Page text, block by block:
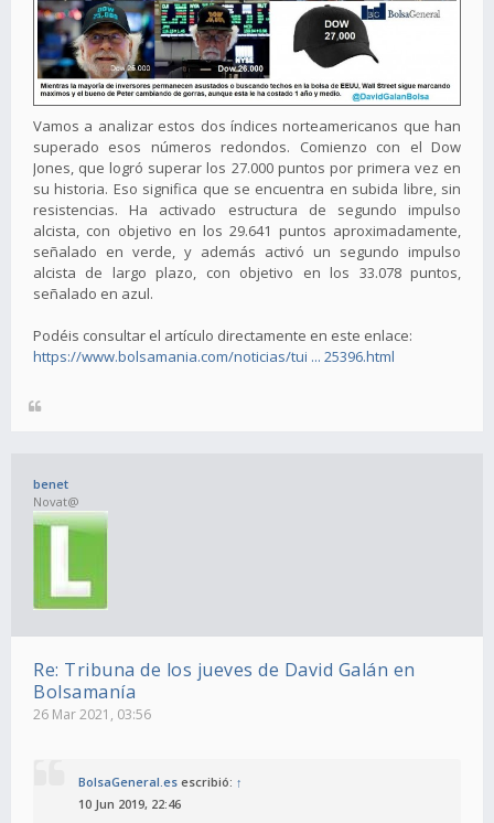
Vamos a analizar estos dos índices norteamericanos que han
superado esos números redondos. Comienzo con el Dow
Jones, que logró superar los 27.000 puntos por primera vez en
su historia. Eso significa que se encuentra en subida libre, sin
resistencias. Ha activado estructura de segundo impulso
alcista, con objetivo en los 29.641 puntos aproximadamente,
señalado en verde, y además activó un segundo impulso
alcista de largo plazo, con objetivo en los 33.078 puntos,
señalado en azul.
Podéis consultar el artículo directamente en este enlace:
https://www.bolsamania.com/noticias/tui ... 25396.html
benet
Novat@
Re: Tribuna de los jueves de David Galán en
Bolsamanía
26 Mar 2021, 03:56
BolsaGeneral.es escribió: ↑
10 Jun 2019, 22:46